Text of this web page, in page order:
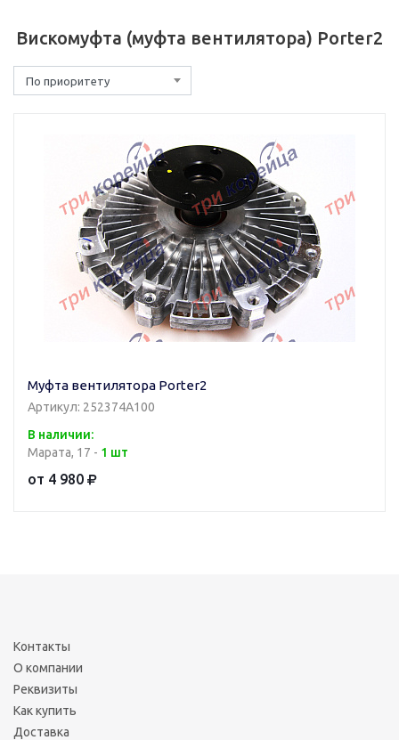
Вискомуфта (муфта вентилятора) Porter2
По приоритету
Муфта вентилятора Porter2
Артикул: 252374A100
В наличии:
Марата, 17 - 1 шт
от 4 980
Контакты
О компании
Реквизиты
Как купить
Доставка